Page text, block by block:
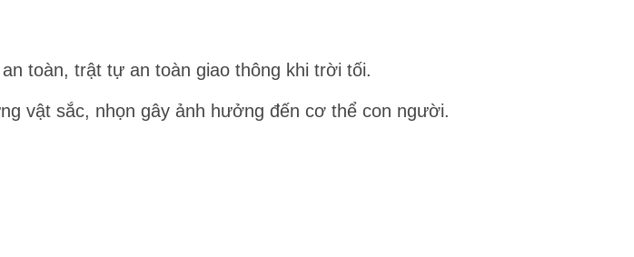
toàn, trật tự an toàn giao thông khi trời tối.
vật sắc, nhọn gây ảnh hưởng đến cơ thể con người.